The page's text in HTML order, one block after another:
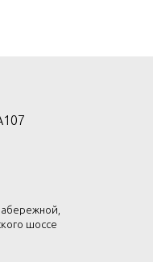
шоссе